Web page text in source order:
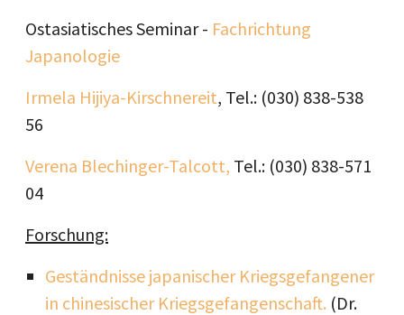
Ostasiatisches Seminar - Fachrichtung
Japanologie
Irmela Hijiya-Kirschnereit, Tel.: (030) 838-538
56
Verena Blechinger-Talcott, Tel.: (030) 838-571
04
Forschung:
Geständnisse japanischer Kriegsgefangener
in chinesischerKriegsgefangenschaft. (Dr.